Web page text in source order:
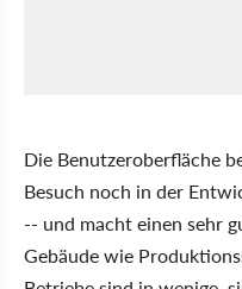
Die Benutzeroberfläche
Besuch noch in der
-- und macht einen sehr
Gebäude wie